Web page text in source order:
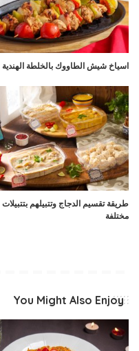
اسياخ شيش الطاووك بالخلطة الهندية
طريقة تقسيم الدجاج وتتبيلهم بتتبيلات
مختلفة
You Might Also Enjoy